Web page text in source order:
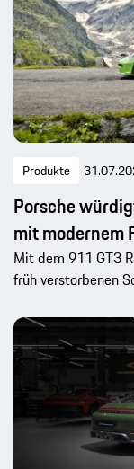
Produkte
Porsche
mit modernem
Mit dem 911 GT3
früh verstorbenen